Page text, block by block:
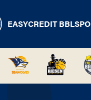
EASYCREDIT BBL